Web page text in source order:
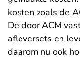
kosten zoals de
De door ACM
afleversets en
daarom nu ook